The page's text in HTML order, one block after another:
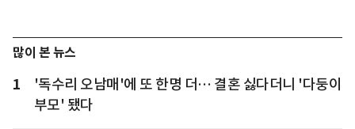
많이 본 뉴스
1
'독수리 오남매'에 또 한명 더… 결혼 싫다더니 '다둥이
부모' 됐다